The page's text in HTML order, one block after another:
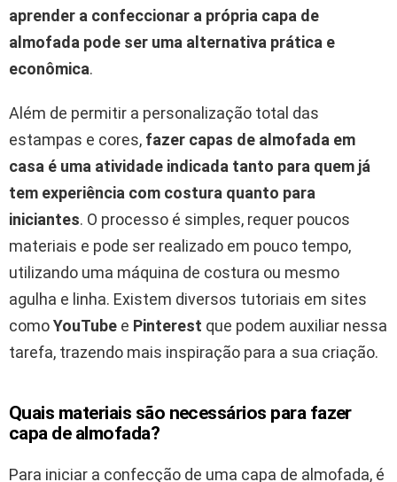
aprender a confeccionar a própria capa de
almofada pode ser uma alternativa prática e
econômica.
Além de permitir a personalização total das
estampas e cores, fazer capas de almofada em
casa é uma atividade indicada tanto para quem já
tem experiência com costura quanto para
iniciantes. O processo é simples, requer poucos
materiais e pode ser realizado em pouco tempo,
utilizando uma máquina de costura ou mesmo
agulha e linha. Existem diversos tutoriais em sites
comoYouTube e Pinterest que podem auxiliar nessa
tarefa, trazendo mais inspiração para a sua criação.
Quais materiais são necessários para fazer
capa de almofada?
Para iniciar a confecção de uma capa de almofada, é